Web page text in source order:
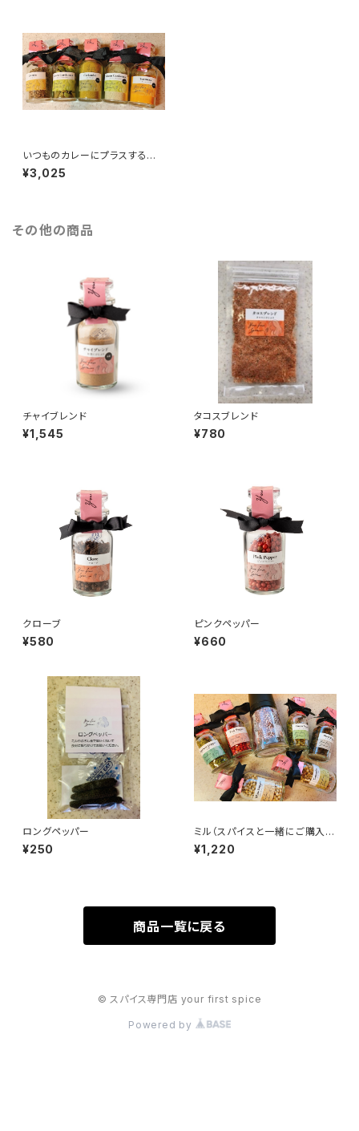
いつものカレーにプラスするセッ
ト（5種）
¥3,025
その他の商品
チャイブレンド
¥1,545
タコスブレンド
¥780
クローブ
¥580
ピンクペッパー
¥660
ロングペッパー
¥250
ミル（スパイスと一緒にご購入割
引価格）
¥1,220
商品一覧に戻る
© スパイス専門店 your first spice
Powered by